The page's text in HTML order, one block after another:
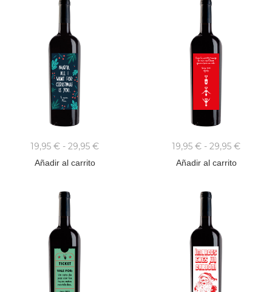
19,95 € - 29,95 €
Añadir al carrito
19,95 € - 29,95 €
Añadir al carrito